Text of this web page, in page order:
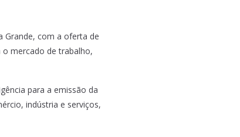
Grande, com a oferta de
o mercado de trabalho,
para a emissão da
indústria e serviços,